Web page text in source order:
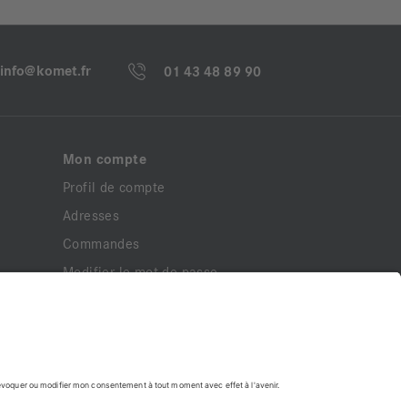
info@komet.fr 01 43 48 89 90
Mon compte
Profil de compte
Adresses
Commandes
Modifier le mot de passe